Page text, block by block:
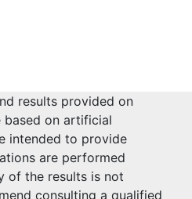
results provided on
based on artificial
intended to provide
are performed
of the results is not
consulting a qualified